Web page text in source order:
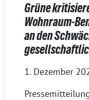
Grüne
Wohnraum-
an den
1. Dezember